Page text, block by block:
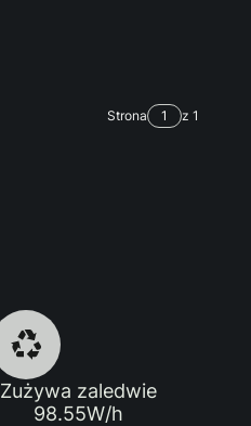
Strona z 1
Zużywa zaledwie
98.55W/h